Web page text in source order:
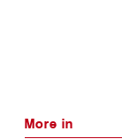
More in